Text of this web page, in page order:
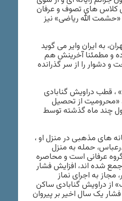
کلاس های تصوف و عرفان
الله ریاضی» نیز
به ایران وایر می گوید
و مطمئنا آخرینش هم
دشوار را از سر گذرانده
، قطب دراویش گنابادی
«محرومیت از تحصیل
چند ماه گذشته توسط
های مذهبی در منزل او ،
حمله به منزل
عرفانی است و محاصره
شده اند، افزایش فشار
به اجرای نماز
از دراویش گنابادی ساکن
یک سال اخیر بر پیروان